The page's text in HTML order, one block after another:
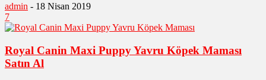
admin - 18 Nisan 2019
7
Royal Canin Maxi Puppy Yavru Köpek Maması
Satın Al